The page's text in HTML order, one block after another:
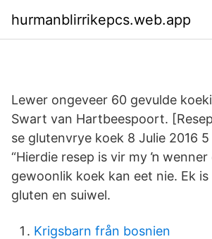
hurmanblirrikepcs.web.app
Lewer ongeveer 60 gevulde
Swart van Hartbeespoort.
se glutenvrye koek 8 Julie 2016
“Hierdie resep is vir my ŉ
gewoonlik koek kan eet nie. Ek is
gluten en suiwel.
Krigsbarn från bosnien